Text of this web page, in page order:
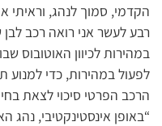
הקדמי, סמוך לנהג,
רבע לעשר אני רואה רכב
במהירות לכיוון האוטובוס
לפעול במהירות, כדי
הרכב הפרטי סיכוי לצאת
“באופן אינסטינקטיבי, נהג